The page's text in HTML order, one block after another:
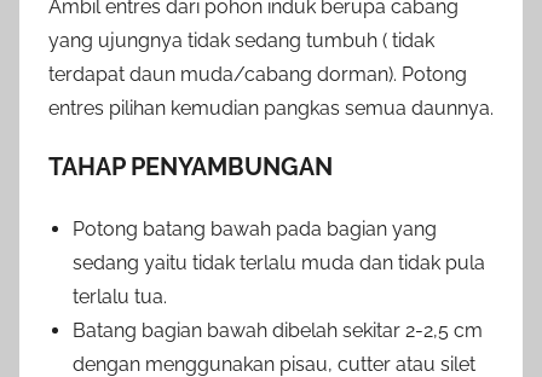
Ambil entres dari pohon induk berupa cabang
yang ujungnya tidak sedang tumbuh ( tidak
terdapat daun muda/cabang dorman). Potong
entres pilihan kemudian pangkas semua daunnya.
TAHAP PENYAMBUNGAN
Potong batang bawah pada bagian yang
sedang yaitu tidak terlalu muda dan tidak pula
terlalu tua.
Batang bagian bawah dibelah sekitar 2-2,5 cm
dengan menggunakan pisau, cutter atau silet